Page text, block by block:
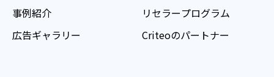
事例紹介
広告ギャラリー
リセラープログラム
Criteoのパートナー